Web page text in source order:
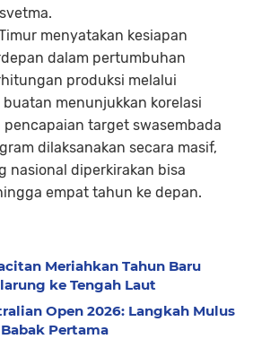
menyatakan kesiapan
dalam pertumbuhan
produksi melalui
menunjukkan korelasi
target swasembada
dilaksanakan secara masif,
nasional diperkirakan bisa
empat tahun ke depan.
Meriahkan Tahun Baru
ke Tengah Laut
Open 2026: Langkah Mulus
Pertama